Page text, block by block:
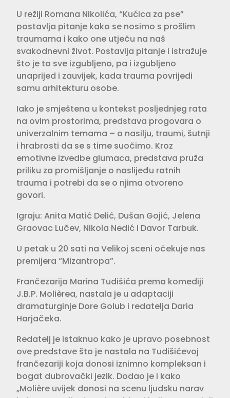
U režiji Romana Nikolića, “Kućica za pse”
postavlja pitanje kako se nosimo s prošlim
traumama i kako one utječu na naš
svakodnevni život. Postavlja pitanje i istražuje
što je to sve izgubljeno, pa i izgubljeno
unaprijed i zauvijek, kada trauma povrijedi
samu arhitekturu osobe.
Iako je smještena u kontekst posljednjeg rata
na ovim prostorima, predstava progovara o
univerzalnim temama – o nasilju, traumi, šutnji
i hrabrosti da se s time suočimo. Kroz
emotivne izvedbe glumaca, predstava pruža
priliku za promišljanje o naslijeđu ratnih
trauma i potrebi da se o njima otvoreno
govori.
Igraju: Anita Matić Delić, Dušan Gojić, Jelena
Graovac Lučev, Nikola Nedić i Davor Tarbuk.
U petak u 20 sati na Velikoj sceni očekuje nas
premijera “Mizantropa”.
Frančezarija Marina Tudišića prema komediji
J.B.P. Molièrea, nastala je u adaptaciji
dramaturginje Dore Golub i redatelja Daria
Harjačeka.
Redatelj je istaknuo kako je upravo posebnost
ove predstave što je nastala na Tudišićevoj
frančezariji koja donosi iznimno kompleksan i
bogat dubrovački jezik. Dodao je i kako
„Molière uvijek donosi na scenu ljudsku narav